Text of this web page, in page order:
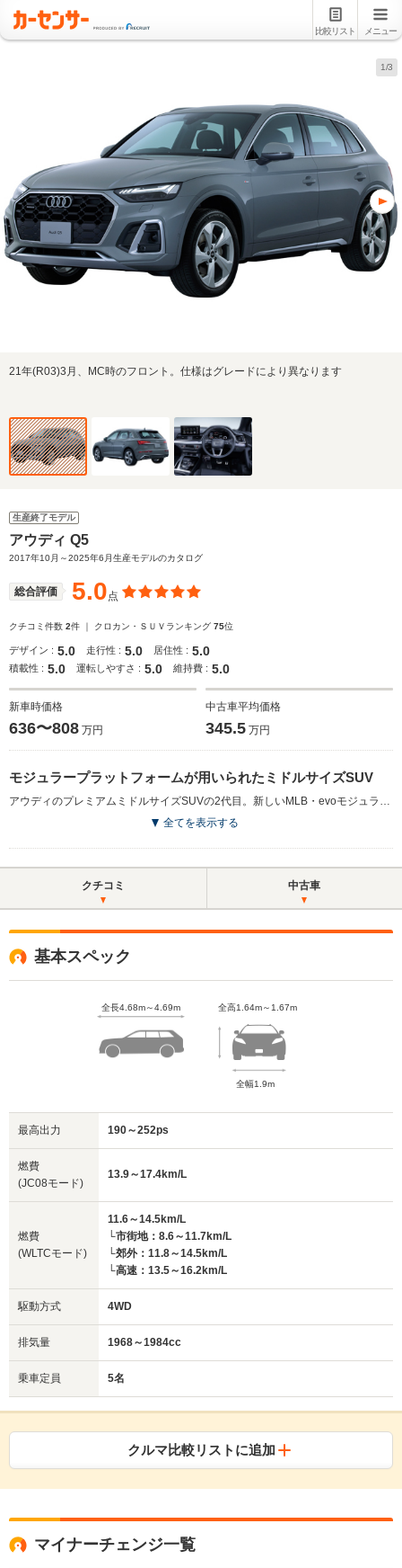
比較リスト メニュー
1/3
21年(R03)3月、MC時のフロント。仕様はグレードにより異なります
生産終了モデル
アウディ Q5
2017年10月～2025年6月生産モデルのカタログ
総合評価 5.0点
クチコミ件数 2件 ｜ クロカン・ＳＵＶランキング 75位
デザイン : 5.0 走行性 : 5.0 居住性 : 5.0
積載性 : 5.0 運転しやすさ : 5.0 維持費 : 5.0
新車時価格
636〜808 万円
中古車平均価格
345.5 万円
モジュラープラットフォームが用いられたミドルサイズSUV
アウディのプレミアムミドルサイズSUVの2代目。新しいMLB・evoモジュラープラットフォームをベースに、メカニズム、デザインを一新。ボディサイズを若干拡大させつつも、従来型比?60kgの軽量化が図られている。インターネットからの情報サービスやWi-Fiスポット機能などが備わるコネクティビティー機能も標準装備された。エンジンは最高出力252ps／最大トルク370N・mを発生する2L直4ターボのTFSIエンジンを採用。ミッションはツインクラッチ式の7速Sトロニックとなる。駆動方式はアウディ独自のフルタイム4WDシステムであるクワトロが採用され、刷新されたシャシーとの組み合わせにより、ハンドリングと乗り心地が高度なレベルで両立されている（2017.10）
全てを表示する
クチコミ 中古車
基本スペック
全長4.68m～4.69m 全高1.64m～1.67m
全幅1.9m
最高出力 190～252ps
燃費
(JC08モード)
13.9～17.4km/L
燃費
(WLTCモード)
11.6～14.5km/L
└市街地：8.6～11.7km/L
└郊外：11.8～14.5km/L
└高速：13.5～16.2km/L
駆動方式 4WD
排気量 1968～1984cc
乗車定員 5名
クルマ比較リストに追加
マイナーチェンジ一覧